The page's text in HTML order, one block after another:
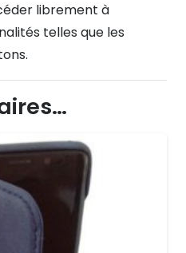
librement à
telles que les